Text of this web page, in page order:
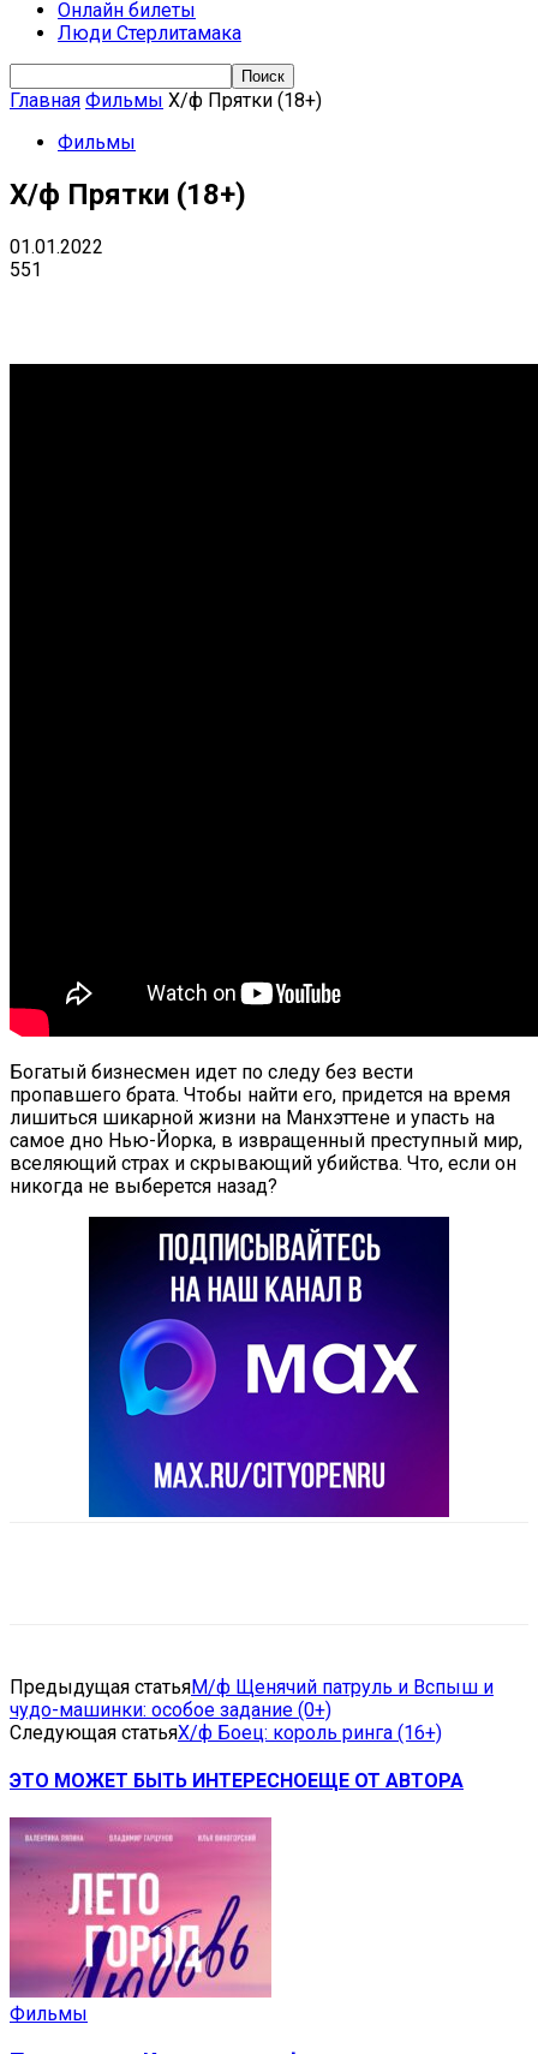
Онлайн билеты
Люди Стерлитамака
Главная Фильмы Х/ф Прятки (18+)
Фильмы
Х/ф Прятки (18+)
01.01.2022
551
Богатый бизнесмен идет по следу без вести
пропавшего брата. Чтобы найти его, придется на время
лишиться шикарной жизни на Манхэттене и упасть на
самое дно Нью-Йорка, в извращенный преступный мир,
вселяющий страх и скрывающий убийства. Что, если он
никогда не выберется назад?
Предыдущая статьяМ/ф Щенячий патруль и Вспыш и
чудо-машинки: особое задание (0+)
Следующая статьяХ/ф Боец: король ринга (16+)
ЭТО МОЖЕТ БЫТЬ ИНТЕРЕСНОЕЩЕ ОТ АВТОРА
Фильмы